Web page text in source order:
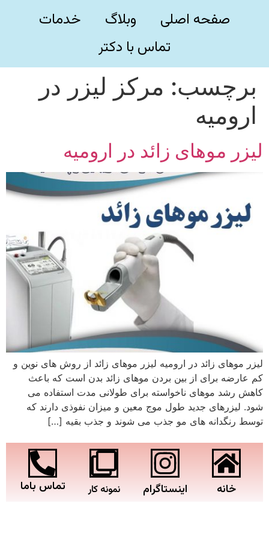
صفحه اصلی وبلاگ
خدمات
تماس با دکتر
برچسب: مرکز لیزر در
ارومیه
لیزر موهای زائد در ارومیه
لیزر موهای زائد در ارومیه لیزر موهای زائد از روش های نوین و
کم عارضه برای از بین بردن موهای زائد بدن است که باعث
کاهش رشد موهای ناخواسته برای طولانی مدت استفاده می
شود. لیزرهای جدید طول موج معین و میزان نفوذی دارند که
توسط رنگدانه های مو جذب می شوند و جذب بقیه […]
خانه اینستاگرام نمونه کار تماس باما